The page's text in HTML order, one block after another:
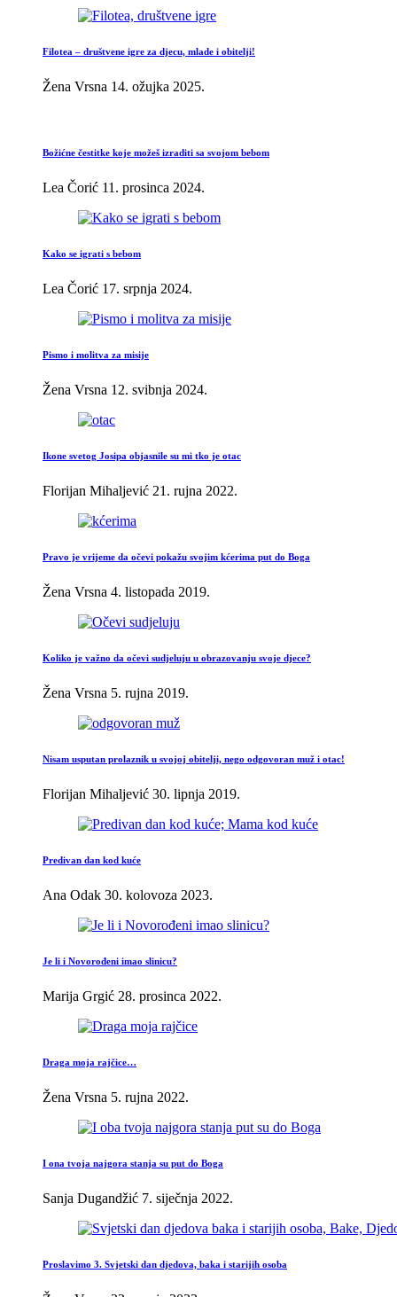
Filotea – društvene igre za djecu, mlade i obitelji!
Žena Vrsna 14. ožujka 2025.
Božićne čestitke koje možeš izraditi sa svojom bebom
Lea Čorić 11. prosinca 2024.
Kako se igrati s bebom
Lea Čorić 17. srpnja 2024.
Pismo i molitva za misije
Žena Vrsna 12. svibnja 2024.
Ikone svetog Josipa objasnile su mi tko je otac
Florijan Mihaljević 21. rujna 2022.
Pravo je vrijeme da očevi pokažu svojim kćerima put do Boga
Žena Vrsna 4. listopada 2019.
Koliko je važno da očevi sudjeluju u obrazovanju svoje djece?
Žena Vrsna 5. rujna 2019.
Nisam usputan prolaznik u svojoj obitelji, nego odgovoran muž i otac!
Florijan Mihaljević 30. lipnja 2019.
Predivan dan kod kuće
Ana Odak 30. kolovoza 2023.
Je li i Novorođeni imao slinicu?
Marija Grgić 28. prosinca 2022.
Draga moja rajčice…
Žena Vrsna 5. rujna 2022.
I ona tvoja najgora stanja su put do Boga
Sanja Dugandžić 7. siječnja 2022.
Proslavimo 3. Svjetski dan djedova, baka i starijih osoba